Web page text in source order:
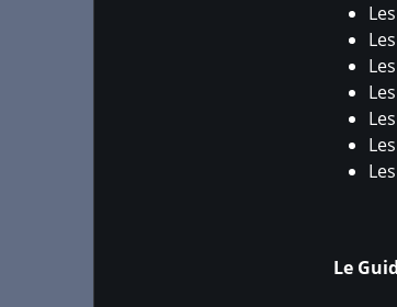
Le